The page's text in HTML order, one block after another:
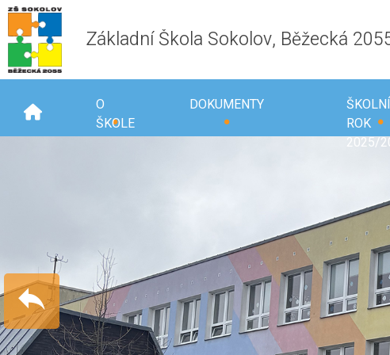
Základní Škola Sokolov, Běžecká
O
ŠKOLE
DOKUMENTY
ŠKOLNÍ
ROK
2025/